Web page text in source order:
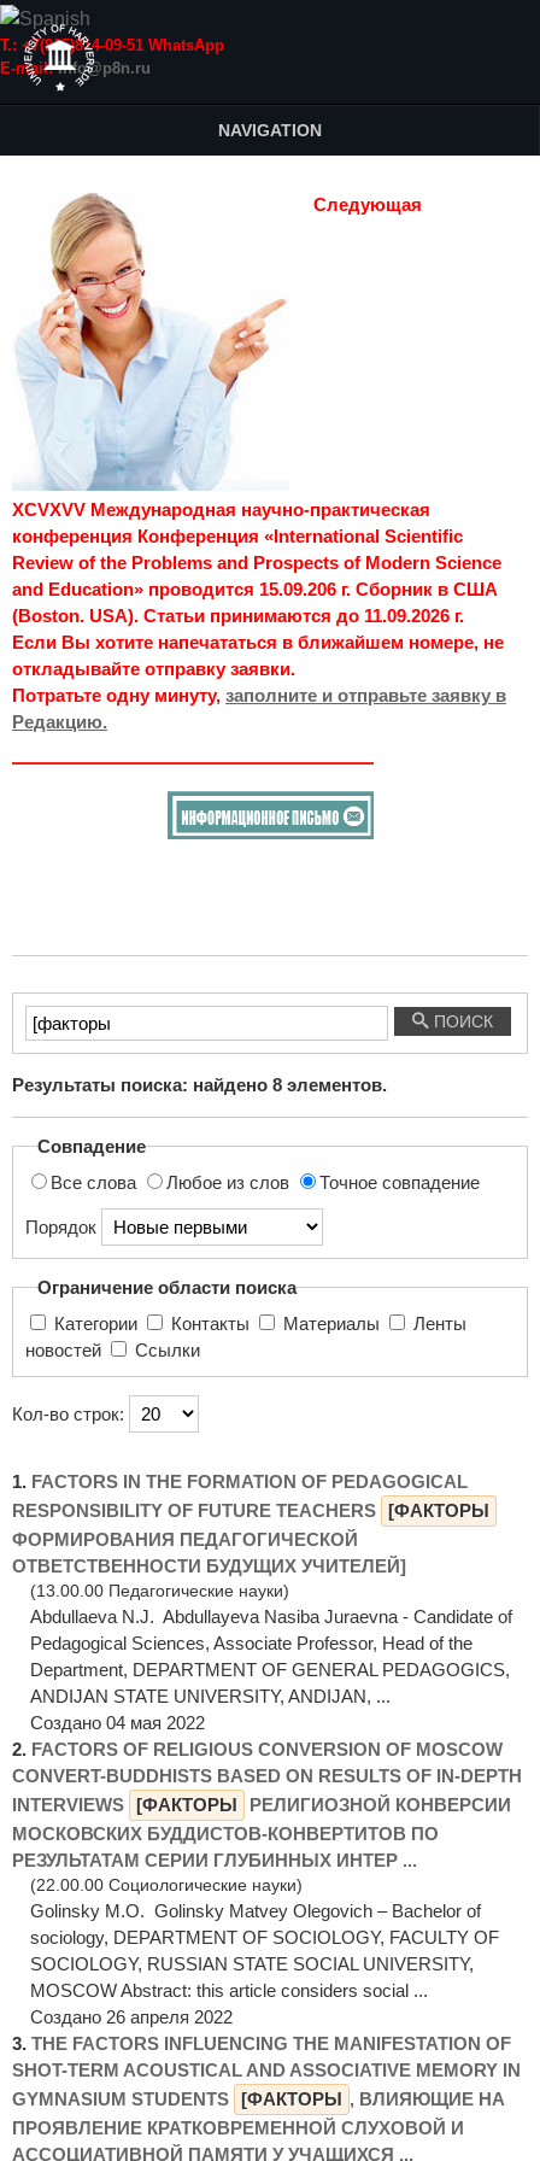
Т.: +7(915)814-09-51 WhatsApp
E-mail:info@p8n.ru
NAVIGATION
Следующая
XCVXVV Международная научно-практическая
конференция Конференция «International Scientific
Review of the Problems and Prospects of Modern Science
and Education» проводится 15.09.206 г. Сборник в США
(Boston. USA). Статьи принимаются до 11.09.2026 г.
Если Вы хотите напечататься в ближайшем номере, не
откладывайте отправку заявки.
Потратьте одну минуту, заполните и отправьте заявку в
Редакцию.
Введите
текст
поиска...
ПОИСК
Результаты поиска: найдено 8 элементов.
Совпадение
Все слова
Любое из слов Точное совпадение
Порядок
Ограничение области поиска
Категории
Контакты Материалы
новостей
Ссылки
Кол-во строк:
1. FACTORS IN THE FORMATION OF PEDAGOGICAL
RESPONSIBILITY OF FUTURE TEACHERS [ФАКТОРЫ
ФОРМИРОВАНИЯ ПЕДАГОГИЧЕСКОЙ
ОТВЕТСТВЕННОСТИ БУДУЩИХ УЧИТЕЛЕЙ]
(13.00.00 Педагогические науки)
Abdullaeva N.J. Abdullayeva Nasiba Juraevna - Candidate of
Pedagogical Sciences, Associate Professor, Head of the
Department, DEPARTMENT OF GENERAL PEDAGOGICS,
ANDIJAN STATE UNIVERSITY, ANDIJAN, ...
Создано 04 мая 2022
2. FACTORS OF RELIGIOUS CONVERSION OF MOSCOW
CONVERT-BUDDHISTS BASED ON RESULTS OF IN-DEPTH
INTERVIEWS [ФАКТОРЫ
РЕЛИГИОЗНОЙ КОНВЕРСИИ
МОСКОВСКИХ БУДДИСТОВ-КОНВЕРТИТОВ ПО
РЕЗУЛЬТАТАМ СЕРИИ ГЛУБИННЫХ ИНТЕР ...
(22.00.00 Социологические науки)
Golinsky M.O. Golinsky Matvey Olegovich – Вachelor of
sociology, DEPARTMENT OF SOCIOLOGY, FACULTY OF
SOCIOLOGY, RUSSIAN STATE SOCIAL UNIVERSITY,
MOSCOW Abstract: this article considers social ...
Создано 26 апреля 2022
3. THE FACTORS INFLUENCING THE MANIFESTATION OF
SHOT-TERM ACOUSTICAL AND ASSOCIATIVE MEMORY IN
GYMNASIUM STUDENTS [ФАКТОРЫ , ВЛИЯЮЩИЕ НА
ПРОЯВЛЕНИЕ КРАТКОВРЕМЕННОЙ СЛУХОВОЙ И
АССОЦИАТИВНОЙ ПАМЯТИ У УЧАЩИХСЯ ...